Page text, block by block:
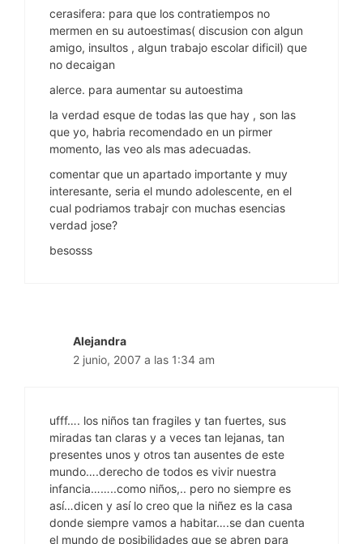
cerasifera: para que los contratiempos no
mermen en su autoestimas( discusion con algun
amigo, insultos , algun trabajo escolar dificil) que
no decaigan
alerce. para aumentar su autoestima
la verdad esque de todas las que hay , son las
que yo, habria recomendado en un pirmer
momento, las veo als mas adecuadas.
comentar que un apartado importante y muy
interesante, seria el mundo adolescente, en el
cual podriamos trabajr con muchas esencias
verdad jose?
besosss
Alejandra
2 junio, 2007 a las 1:34 am
ufff…. los niños tan fragiles y tan fuertes, sus
miradas tan claras y a veces tan lejanas, tan
presentes unos y otros tan ausentes de este
mundo….derecho de todos es vivir nuestra
infancia……..como niños,.. pero no siempre es
así…dicen y así lo creo que la niñez es la casa
donde siempre vamos a habitar….se dan cuenta
el mundo de posibilidades que se abren para